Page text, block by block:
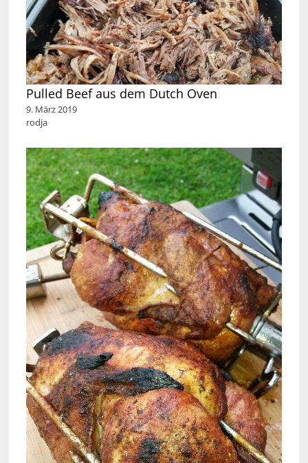
Pulled Beef aus dem Dutch Oven
9. März 2019
rodja